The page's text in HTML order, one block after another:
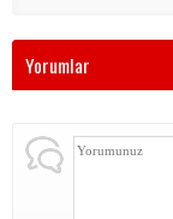
Yorumlar